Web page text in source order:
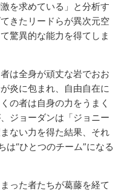
を求めている」と分析す
きたリードらが異次元空
驚異的な能力を得てしま
は全身が頑丈な岩でおお
炎に包まれ、自由自在に
の者は自身の力をうまく
ジョーダンは「ジョニー
ない力を得た結果、それ
“ひとつのチーム”になる
った者たちが葛藤を経て